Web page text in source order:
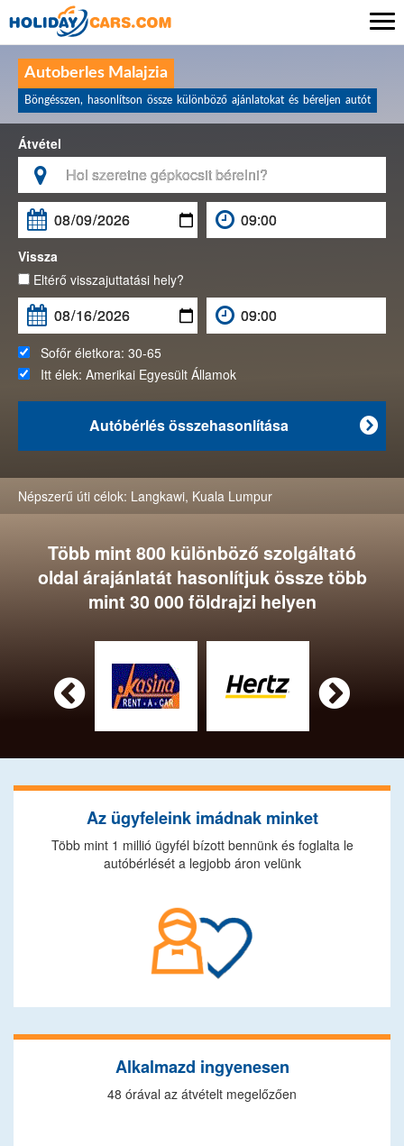
Autoberles Malajzia
Böngésszen, hasonlítson össze különböző ajánlatokat és béreljen autót
Átvétel


Vissza
Eltérő visszajuttatási hely?
Sofőr életkora: 30-65
Itt élek: Amerikai Egyesült Államok

Autóbérlés összehasonlítása
Népszerű úti célok: Langkawi, Kuala Lumpur
Több mint 800 különböző szolgáltató
oldal árajánlatát hasonlítjuk össze több
mint 30 000 földrajzi helyen
 
Az ügyfeleink imádnak minket
Több mint 1 millió ügyfél bízott bennünk és foglalta le
autóbérlését a legjobb áron velünk
Alkalmazd ingyenesen
48 órával az átvételt megelőzően